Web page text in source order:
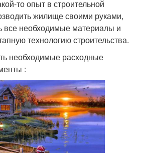
то опыт в строительной
жилище своими руками,
все необходимые материалы и
технологию строительства.
необходимые расходные
: